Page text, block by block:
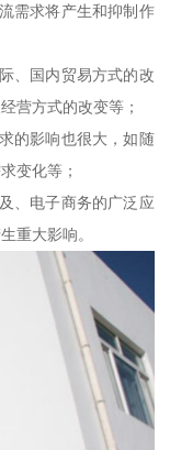
需求将产生和抑制作
、国内贸易方式的改
营方式的改变等；
的影响也很大，如随
变化等；
、电子商务的广泛应
重大影响。